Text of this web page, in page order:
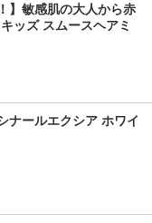
】敏感肌の大人から赤
ッズ スムースヘアミ
ナールエクシア ホワイ